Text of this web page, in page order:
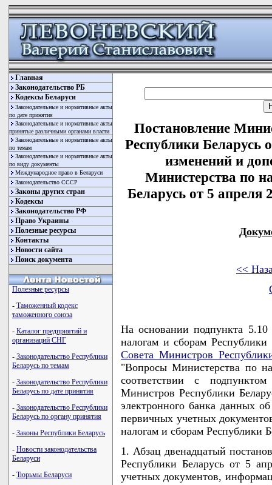
Главная
Законодательство РБ
Кодексы Беларуси
Законодательные и нормативные акты
по дате принятия
Законодательные и нормативные акты
принятые различными органами власти
Законодательные и нормативные акты
по темам
Законодательные и нормативные акты
по виду документы
Международное право в Беларуси
Законодательство СССР
Законы других стран
Кодексы
Законодательство РФ
Право Украины
Полезные ресурсы
Контакты
Новости сайта
Поиск документа
Полезные ресурсы
- Таможенный кодекс
таможенного союза
- Каталог предприятий и
организаций СНГ
- Законодательство Республики
Беларусь по темам
- Законодательство Республики
Беларусь по дате принятия
- Законодательство Республики
Беларусь по органу принятия
- Законы Республики Беларусь
- Новости законодательства
Беларуси
- Тюрьмы Беларуси
Постановление
Республики Беларусь
изменений и
Министерства по
Беларусь от 5 апреля
<<
На основании подпункта
налогам и сборам Республики
Совета Министров
"Вопросы Министерства по
соответствии с
Министров Республики
электронного банка данных
первичных учетных
налогам и сборам
1. Абзац двенадцатый
Республики Беларусь от 5
учетных документов,